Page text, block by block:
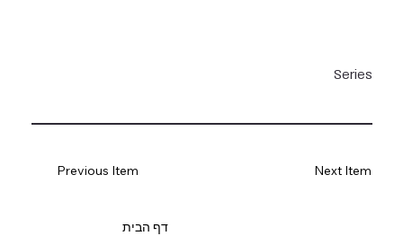
Series
Next Item
Previous Item
דף הבית